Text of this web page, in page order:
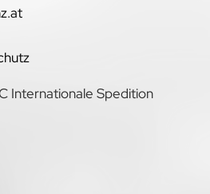
Internationale Spedition